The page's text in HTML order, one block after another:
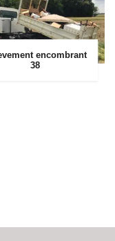
encombrant
38